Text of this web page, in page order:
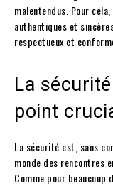
malentendus. Pour
authentiques et
respectueux et
La
point
La sécurité est, sans
monde des rencontres
Comme pour